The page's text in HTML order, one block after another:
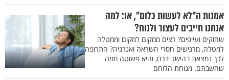
אמנות ה"לא לעשות כלום", או: למה
אנחנו חייבים לעצור ולנוח?
שחוקים ועייפים? רצים ממקום למקום וממטלה
למטלה, מרגישים חסרי השראה ואנרגיה? התרופה
לכך נמצאת בהישג ידכם, והיא פשוטה ממה
שחשבתם. מנוחת הלוחם